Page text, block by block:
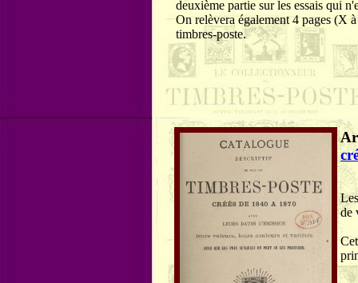
deuxième partie sur les essais qui
On relèvera également 4 pages (X
timbres-poste.
de